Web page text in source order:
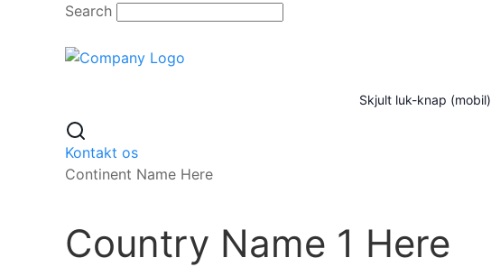
Skip
content
Search
Skjult luk-knap (mobil)
Kontakt os
Continent Name Here
Country Name 1 Here